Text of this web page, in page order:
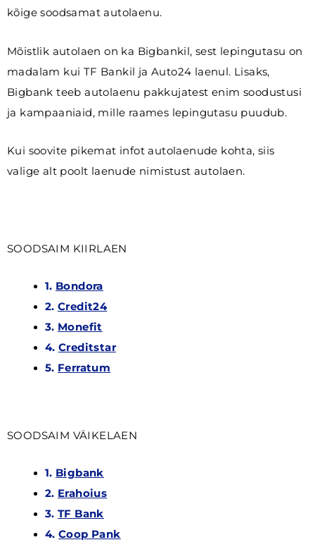
kõige soodsamat autolaenu.
Mõistlik autolaen on ka Bigbankil, sest lepingutasu on
madalam kui TF Bankil ja Auto24 laenul. Lisaks,
Bigbank teeb autolaenu pakkujatest enim soodustusi
ja kampaaniaid, mille raames lepingutasu puudub.
Kui soovite pikemat infot autolaenude kohta, siis
valige alt poolt laenude nimistust autolaen.
SOODSAIM KIIRLAEN
1. Bondora
2. Credit24
3. Monefit
4. Creditstar
5. Ferratum
SOODSAIM VÄIKELAEN
1. Bigbank
2. Erahoius
3. TF Bank
4. Coop Pank